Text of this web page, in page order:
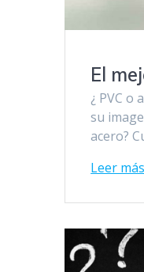
El
¿ PVC o
su
acero?
Leer más